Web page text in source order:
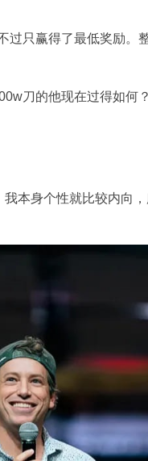
过只赢得了最低奖励。
刀的他现在过得如何
本身个性就比较内向